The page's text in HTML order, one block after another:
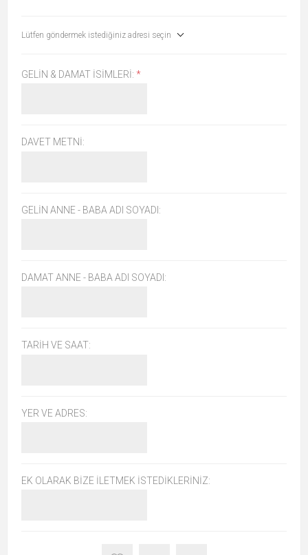
Lütfen göndermek istediğiniz adresi seçin
GELIN & DAMAT İSIMLERI: *
DAVET METNI:
GELIN ANNE - BABA ADI SOYADI:
DAMAT ANNE - BABA ADI SOYADI:
TARIH VE SAAT:
YER VE ADRES:
EK OLARAK BIZE İLETMEK İSTEDIKLERINIZ: